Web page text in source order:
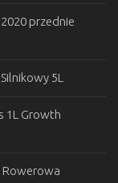
przednie
5L
1L Growth